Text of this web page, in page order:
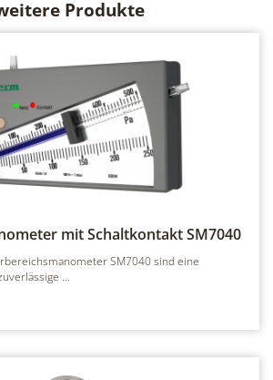
Produkte
mit SchaltkontaktSM7040
SM7040 sind eine
...